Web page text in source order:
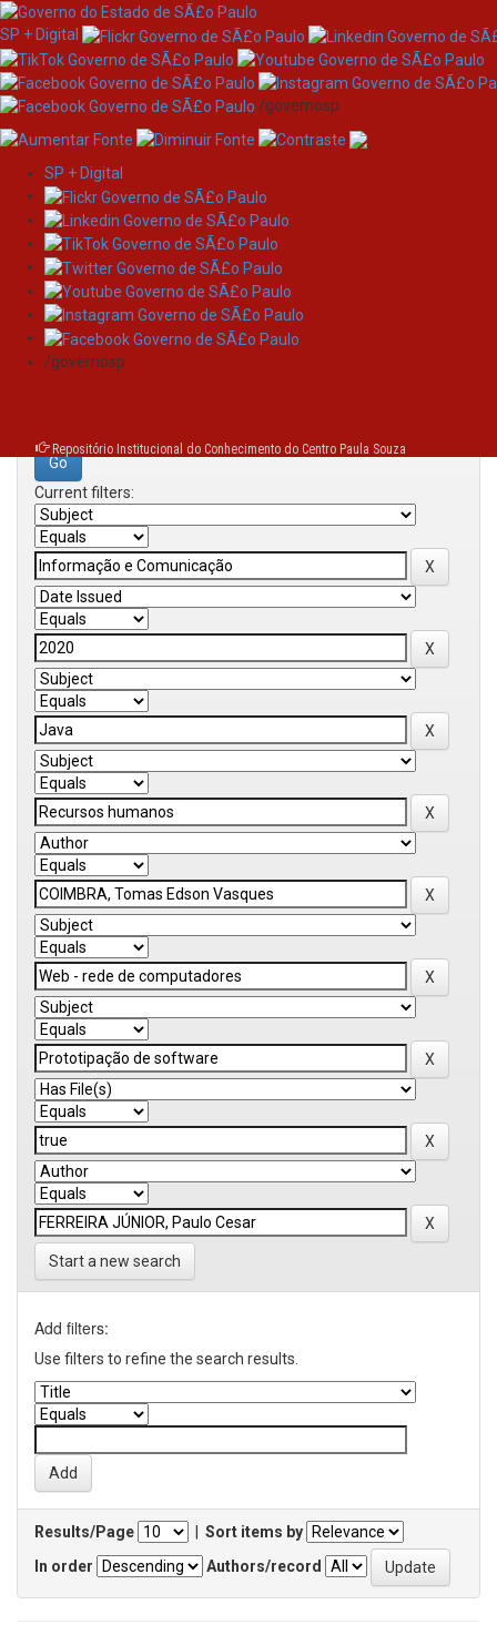
Skip
navigation
SP + Digital
/governosp
SP + Digital
/governosp
Repositório Institucional do Conhecimento do Centro Paula Souza
Search
Search:
Current filters:
Start a new search
Add filters:
Use filters to refine the search results.
Results/Page
Sort items by
In order
Authors/record